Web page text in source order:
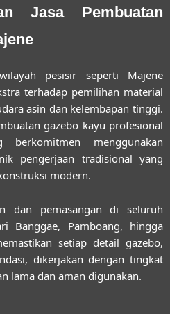
Jasa Pembuatan
pesisir seperti Majene
terhadap pemilihan material
asin dan kelembapan tinggi.
gazebo kayu profesional
menggunakan
pengerjaan tradisional yang
modern.
dan pemasangan di seluruh
Banggae, Pamboang, hingga
setiap detail gazebo,
dikerjakan dengan tingkat
lama dan aman digunakan.